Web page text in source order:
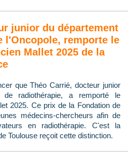
junior du département
l'Oncopole, remporte le
Mallet 2025 de la
que Théo Carrié, docteur junior
radiothérapie, a remporté le
2025. Ce prix de la Fondation de
médecins-chercheurs afin de
en radiothérapie. C'est la
Toulouse reçoit cette distinction.